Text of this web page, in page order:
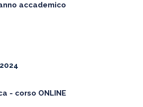
accademico
- corso ONLINE